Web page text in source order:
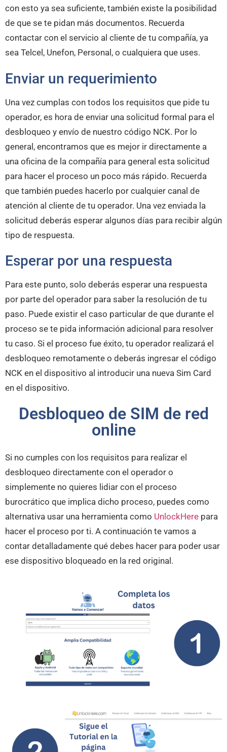
con esto ya sea suficiente, también existe la posibilidad
de que se te pidan más documentos. Recuerda
contactar con el servicio al cliente de tu compañía, ya
sea Telcel, Unefon, Personal, o cualquiera que uses.
Enviar un requerimiento
Una vez cumplas con todos los requisitos que pide tu
operador, es hora de enviar una solicitud formal para el
desbloqueo y envío de nuestro código NCK. Por lo
general, encontramos que es mejor ir directamente a
una oficina de la compañía para general esta solicitud
para hacer el proceso un poco más rápido. Recuerda
que también puedes hacerlo por cualquier canal de
atención al cliente de tu operador. Una vez enviada la
solicitud deberás esperar algunos días para recibir algún
tipo de respuesta.
Esperar por una respuesta
Para este punto, solo deberás esperar una respuesta
por parte del operador para saber la resolución de tu
paso. Puede existir el caso particular de que durante el
proceso se te pida información adicional para resolver
tu caso. Si el proceso fue éxito, tu operador realizará el
desbloqueo remotamente o deberás ingresar el código
NCK en el dispositivo al introducir una nueva Sim Card
en el dispositivo.
Desbloqueo de SIM de red
online
Si no cumples con los requisitos para realizar el
desbloqueo directamente con el operador o
simplemente no quieres lidiar con el proceso
burocrático que implica dicho proceso, puedes como
alternativa usar una herramienta como UnlockHere para
hacer el proceso por ti. A continuación te vamos a
contar detalladamente qué debes hacer para poder usar
ese dispositivo bloqueado en la red original.